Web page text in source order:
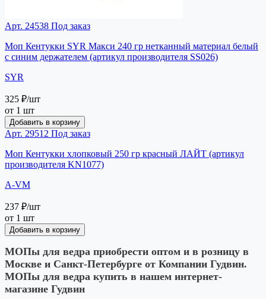
Арт. 24538 Под заказ
Моп Кентукки SYR Макси 240 гр нетканный материал белый
с синим держателем (артикул производителя SS026)
SYR
325 ₽/шт
от 1 шт
Добавить в корзину
Арт. 29512 Под заказ
Моп Кентукки хлопковый 250 гр красный ЛАЙТ (артикул
производителя KN1077)
A-VM
237 ₽/шт
от 1 шт
Добавить в корзину
МОПы для ведра приобрести оптом и в розницу в
Москве и Санкт-Петербурге от Компании Гудвин.
МОПы для ведра купить в нашем интернет-
магазине Гудвин